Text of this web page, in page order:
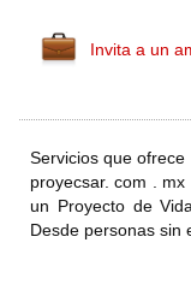
Invita a un
Servicios que ofrece
proyecsar. com .
un Proyecto de
Desde personas sin